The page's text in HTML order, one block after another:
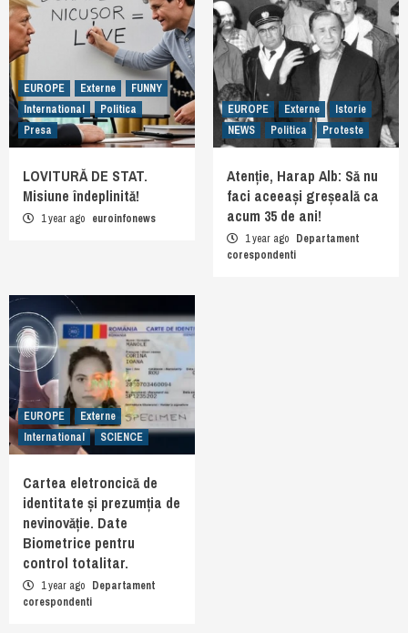
EUROPE Externe
FUNNY
International
Politica
Presa
LOVITURĂ DE STAT.
Misiune îndeplinită!
1 year ago euroinfonews
EUROPE Externe
Istorie
NEWS
Politica Proteste
Atenție, Harap Alb: Să nu
faci aceeași greșeală ca
acum 35 de ani!
1 year ago Departament
corespondenti
EUROPE
Externe
International
SCIENCE
Cartea eletroncică de
identitate și prezumția de
nevinovăție. Date
Biometrice pentru
control totalitar.
1 year ago Departament
corespondenti